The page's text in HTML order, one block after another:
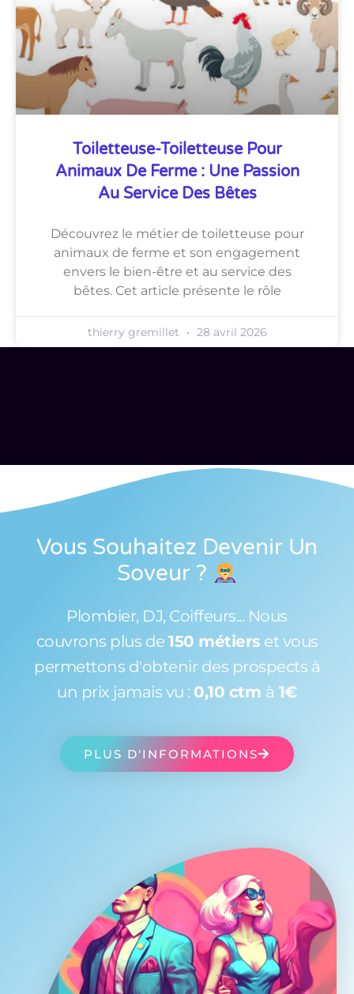
Toiletteuse-Toiletteuse Pour
Animaux De Ferme : Une Passion
Au Service Des Bêtes
Découvrez le métier de toiletteuse pour
animaux de ferme et son engagement
envers le bien-être et au service des
bêtes. Cet article présente le rôle
thierry gremillet 28 avril 2026
Vous Souhaitez Devenir Un
Soveur ?
Plombier, DJ, Coiffeurs... Nous
couvrons plus de 150 métiers et vous
permettons d'obtenir des prospects à
un prix jamais vu : 0,10 ctm à 1€
PLUS D'INFORMATIONS